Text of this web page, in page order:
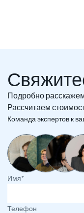
Подробно
Рассчитаем
Команда экспертов к
Имя*
Телефон